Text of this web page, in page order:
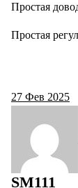
Простая
Простая
27 Фев 2025
SM111